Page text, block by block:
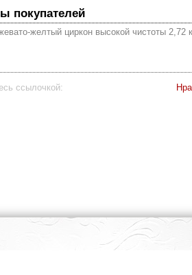
покупателей
желтый циркон высокой чистоты 2,72
ссылочкой: